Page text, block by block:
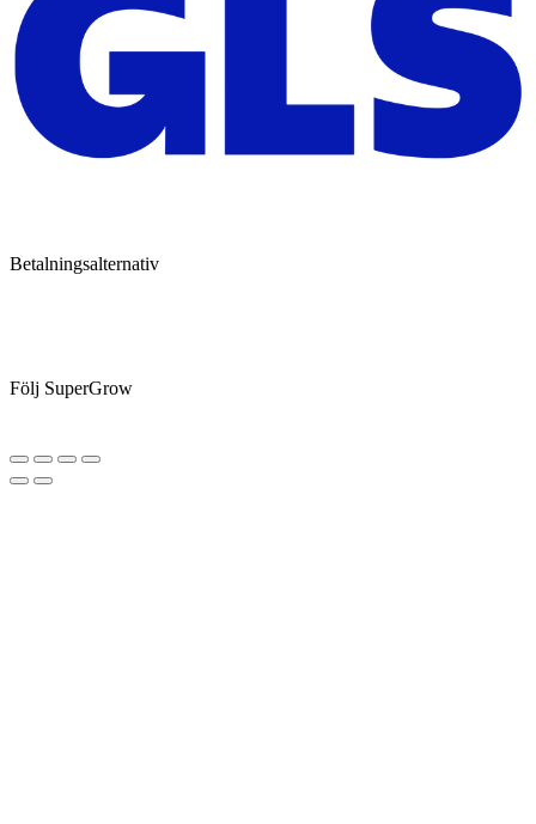
Betalningsalternativ
Följ SuperGrow